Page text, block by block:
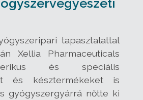
tapasztalattal
Xellia Pharmaceuticals
és speciális
és késztermékeket is
gyógyszergyárrá nőtte ki